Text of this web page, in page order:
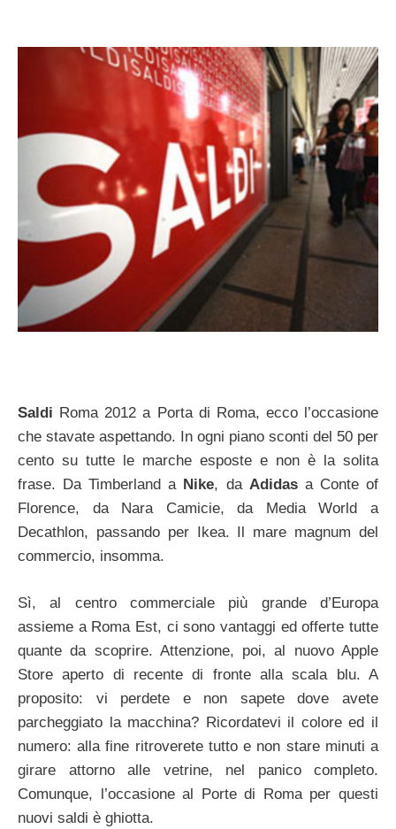
Saldi Roma 2012 a Porta di Roma, ecco l’occasione
che stavate aspettando. In ogni piano sconti del 50 per
cento su tutte le marche esposte e non è la solita
frase. Da Timberland a Nike, da Adidasa Conte of
Florence, da Nara Camicie, da Media World a
Decathlon, passando per Ikea. Il mare magnum del
commercio, insomma.
Sì, al centro commerciale più grande d’Europa
assieme a Roma Est, ci sono vantaggi ed offerte tutte
quante da scoprire. Attenzione, poi, al nuovo Apple
Store aperto di recente di fronte alla scala blu. A
proposito: vi perdete e non sapete dove avete
parcheggiato la macchina? Ricordatevi il colore ed il
numero: alla fine ritroverete tutto e non stare minuti a
girare attorno alle vetrine, nel panico completo.
Comunque, l’occasione al Porte di Roma per questi
nuovi saldi è ghiotta.